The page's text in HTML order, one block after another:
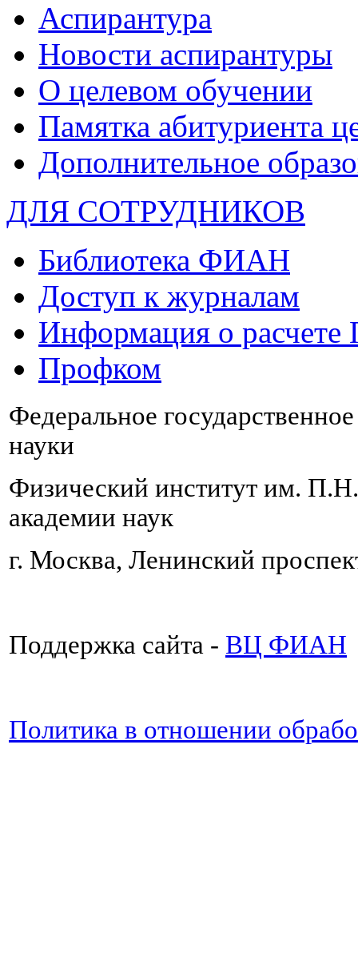
Аспирантура
Новости аспирантуры
О целевом обучении
Памятка абитуриента
Дополнительное
ДЛЯ СОТРУДНИКОВ
Библиотека ФИАН
Доступ к журналам
Информация о
Профком
Федеральное
науки
Физический институт им.
академии наук
г. Москва, Ленинский
Поддержка сайта - ВЦ ФИАН
Политика в отношении